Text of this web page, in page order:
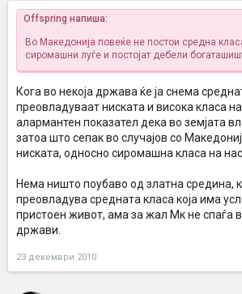
Offspring напиша:
Во Македонија повеќе не постои средна
сиромашни луѓе и постојат дебели
Кога во некоја држава ќе ја снема
преовладуваат ниската и висока класа
алармантен показател дека во земјата
затоа што сепак во случајов со
ниската, односно сиромашна класа на
Нема ништо поубаво од златна средина,
преовладува средната класа која има
пристоен живот, ама за жал Мк не спаѓа
држави.
23 декември 2010